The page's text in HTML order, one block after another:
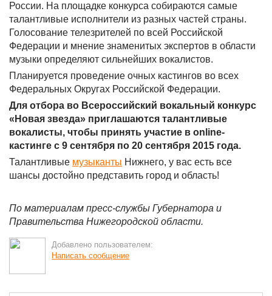
России. На площадке конкурса собираются самые
талантливые исполнители из разных частей страны.
Голосование телезрителей по всей Российской
Федерации и мнение знаменитых экспертов в области
музыки определяют сильнейших вокалистов.
Планируется проведение очных кастингов во всех
Федеральных Округах Российской Федерации.
Для отбора во Всероссийский вокальный конкурс
«Новая звезда» приглашаются талантливые
вокалисты, чтобы принять участие в online-
кастинге с 9 сентября по 20 сентября 2015 года.
Талантливые музыканты Нижнего, у вас есть все
шансы достойно представить город и область!
По материалам пресс-службы Губернатора и
Правительства Нижегородской области.
Добавлено пользователем:
Написать сообщение